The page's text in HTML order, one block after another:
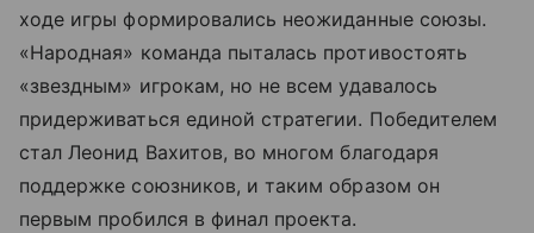
ходе игры формировались неожиданные союзы.
«Народная» команда пыталась противостоять
«звездным» игрокам, но не всем удавалось
придерживаться единой стратегии. Победителем
стал Леонид Вахитов, во многом благодаря
поддержке союзников, и таким образом он
первым пробился в финал проекта.